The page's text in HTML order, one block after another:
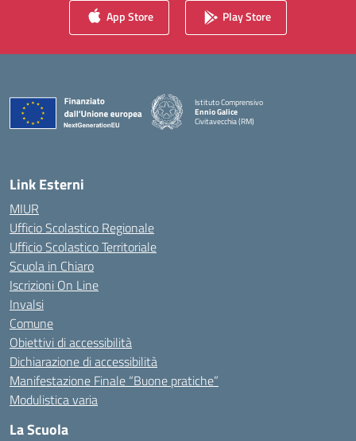
App Store Play Store
Istituto Comprensivo
Ennio Galice
Civitavecchia (RM)
Link Esterni
MIUR
Ufficio Scolastico Regionale
Ufficio Scolastico Territoriale
Scuola in Chiaro
Iscrizioni On Line
Invalsi
Comune
Obiettivi di accessibilità
Dichiarazione di accessibilità
Manifestazione Finale “Buone pratiche”
Modulistica varia
La Scuola